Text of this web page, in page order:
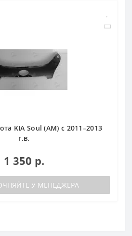
KIA Soul (АМ) с 2011–2013
г.в.
1 350 р.
У МЕНЕДЖЕРА